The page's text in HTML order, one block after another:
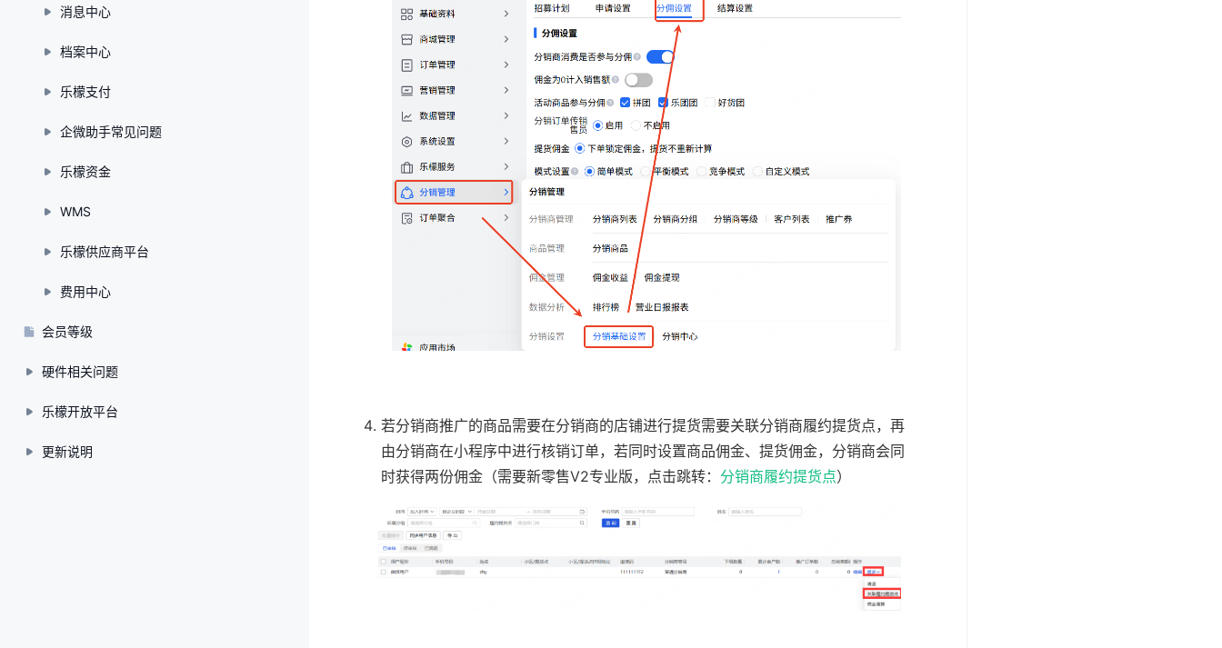
消息中心
档案中心
乐檬支付
企微助手常见问题
乐檬资金
WMS
乐檬供应商平台
费用中心
会员等级
硬件相关问题
乐檬开放平台
更新说明
若分销商推广的商品需要在分销商的店铺进行提货需要关联分销商履约提货点，再
由分销商在小程序中进行核销订单，若同时设置商品佣金、提货佣金，分销商会同
时获得两份佣金（需要新零售V2专业版，点击跳转： 分销商履约提货点）